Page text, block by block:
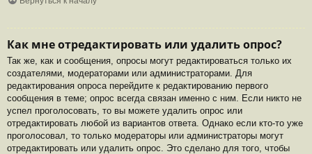
Как мне отредактировать или удалить опрос?
Так же, как и сообщения, опросы могут редактироваться только их
создателями, модераторами или администраторами. Для
редактирования опроса перейдите к редактированию первого
сообщения в теме; опрос всегда связан именно с ним. Если никто не
успел проголосовать, то вы можете удалить опрос или
отредактировать любой из вариантов ответа. Однако если кто-то уже
проголосовал, то только модераторы или администраторы могут
отредактировать или удалить опрос. Это сделано для того, чтобы